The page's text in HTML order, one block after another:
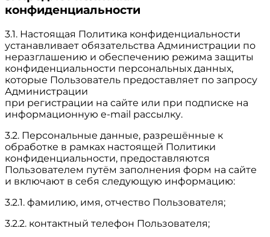
конфиденциальности
3.1. Настоящая Политика конфиденциальности
устанавливает обязательства Администрации по
неразглашению и обеспечению режима защиты
конфиденциальности персональных данных,
которые Пользователь предоставляет по запросу
Администрации
при регистрации на сайте или при подписке на
информационную e-mail рассылку.
3.2. Персональные данные, разрешённые к
обработке в рамках настоящей Политики
конфиденциальности, предоставляются
Пользователем путём заполнения форм на сайте
и включают в себя следующую информацию:
3.2.1. фамилию, имя, отчество Пользователя;
3.2.2. контактный телефон Пользователя;